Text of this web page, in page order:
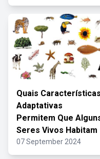
Quais Características
Adaptativas
Permitem Que
Seres Vivos Habitam
07 September 2024